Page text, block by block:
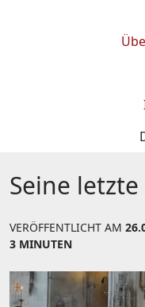
Seine letzte
VERÖFFENTLICHT AM
3 MINUTEN